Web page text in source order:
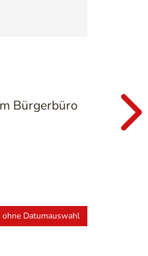
Bürgerbüro
ohne Datumauswahl